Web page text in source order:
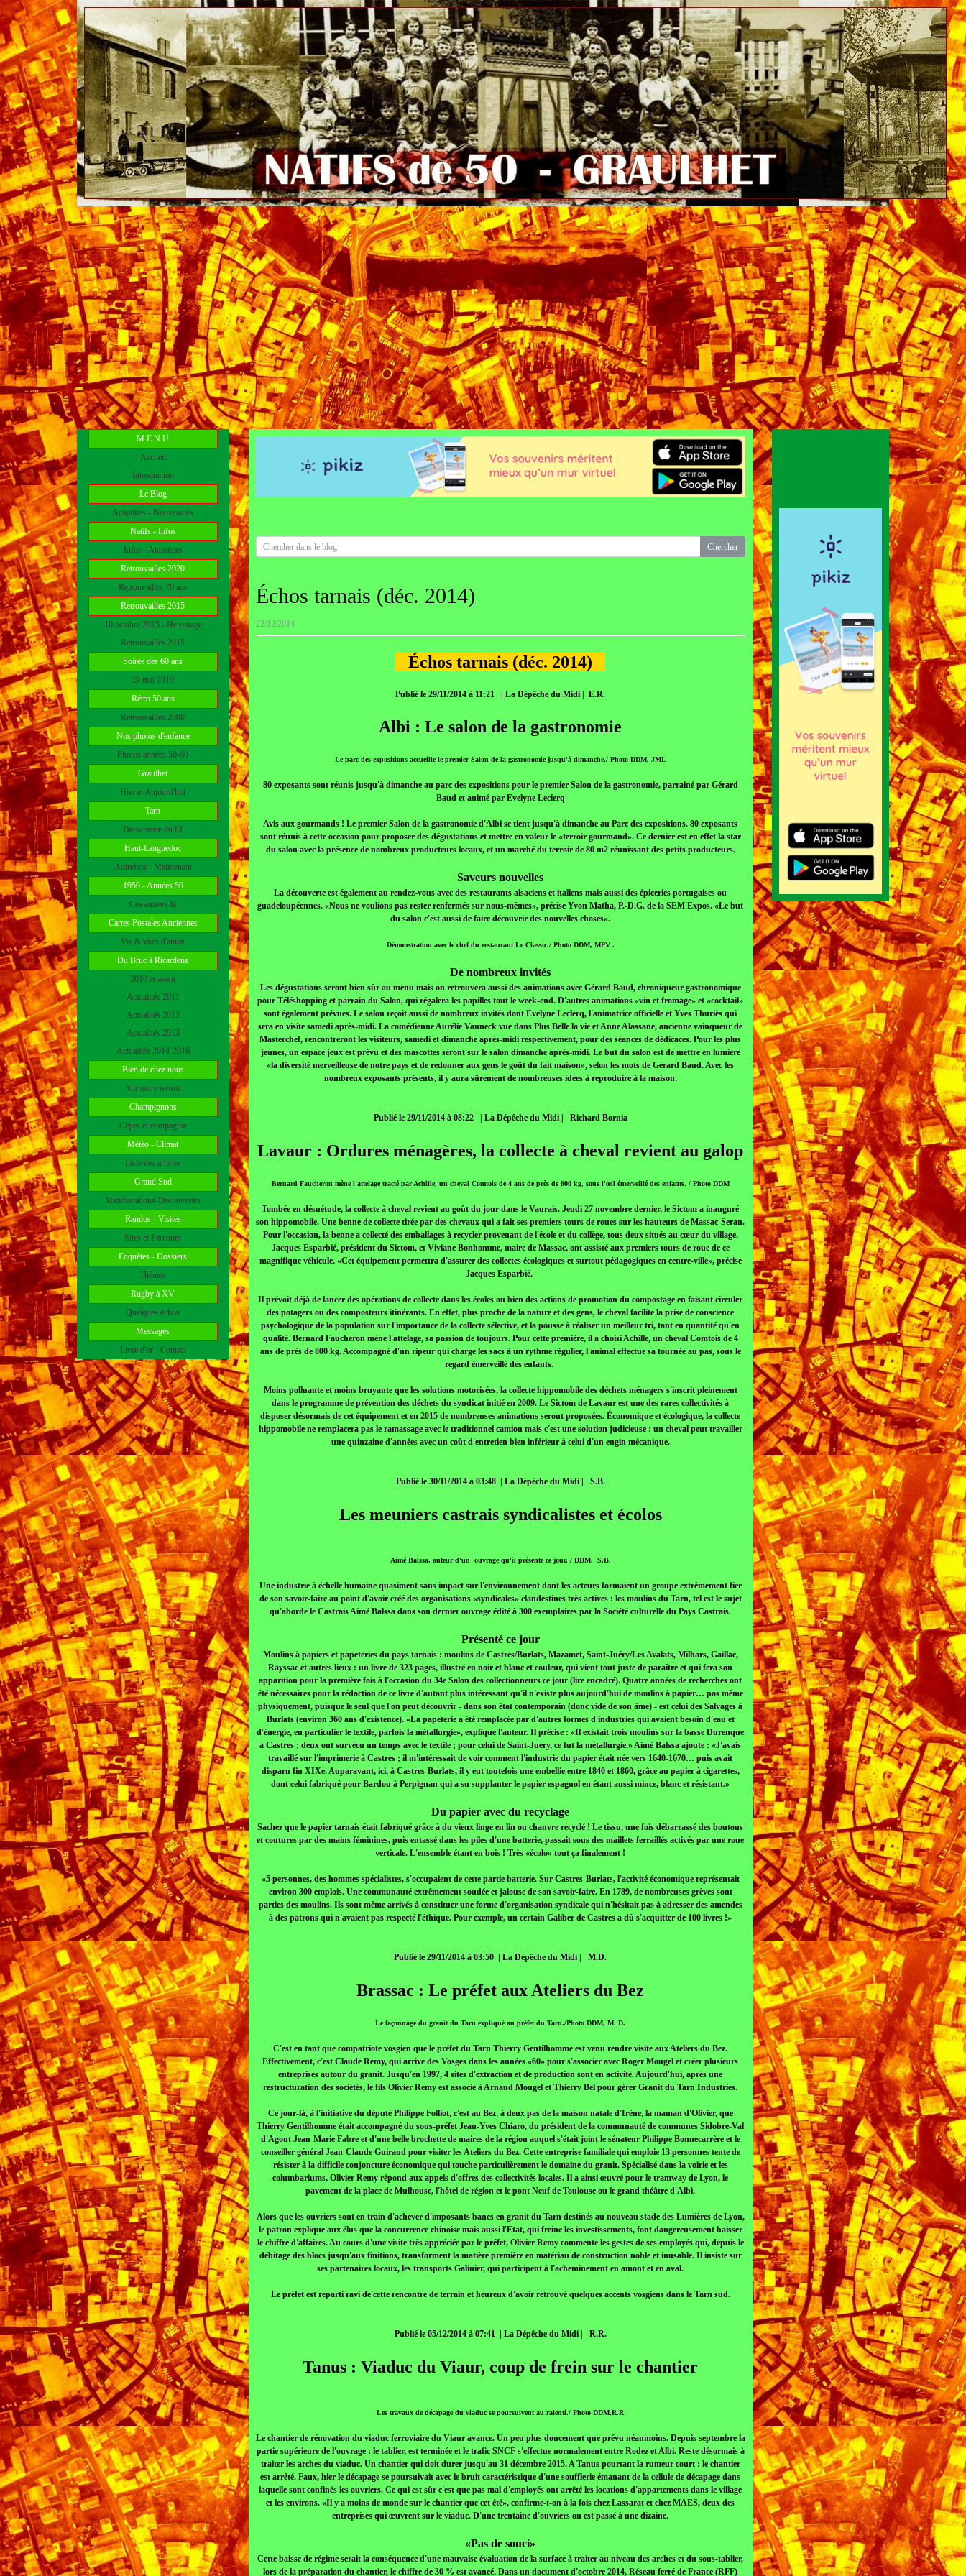
M E N U
Accueil
Introduction
Le Blog
Actualités - Nouveautés
Natifs - Infos
Infos - Annonces
Retrouvailles 2020
Retrouvailles 70 ans
Retrouvailles 2015
10 octobre 2015 - Hermitage
Retrouvailles 2015
Soirée des 60 ans
29 mai 2010
Rétro 50 ans
Retrouvailles 2000
Nos photos d'enfance
Photos années 50-60
Graulhet
Hier et Aujourd'hui
Tarn
Découverte du 81
Haut-Languedoc
Autrefois - Maintenant
1950 - Années 50
Ces années-là
Cartes Postales Anciennes
Vie & vues d'antan
Du Bruc à Ricardens
2010 et avant
Actualités 2011
Actualités 2012
Actualités 2013
Actualités 2014-2016
Bien de chez nous
Sur notre terroir
Champignons
Cèpes et compagnie
Météo - Climat
Liste des articles
Grand Sud
Manifestations-Découvertes
Randos - Visites
Sites et Parcours
Enquêtes - Dossiers
Thèmes
Rugby à XV
Quelques échos
Messages
Livre d'or - Contact
Échos tarnais (déc. 2014)
22/12/2014
Échos tarnais (déc. 2014)
Publié le 29/11/2014 à 11:21 | La Dépêche du Midi | E.R.
Albi : Le salon de la gastronomie
Le parc des expositions accueille le premier Salon de la gastronomie jusqu'à dimanche./ Photo DDM, JML
80 exposants sont réunis jusqu'à dimanche au parc des expositions pour le premier Salon de la gastronomie, parrainé par Gérard
Baud et animé par Evelyne Leclerq
Avis aux gourmands ! Le premier Salon de la gastronomie d'Albi se tient jusqu'à dimanche au Parc des expositions. 80 exposants
sont réunis à cette occasion pour proposer des dégustations et mettre en valeur le «terroir gourmand». Ce dernier est en effet la star
du salon avec la présence de nombreux producteurs locaux, et un marché du terroir de 80 m2 réunissant des petits producteurs.
Saveurs nouvelles
La découverte est également au rendez-vous avec des restaurants alsaciens et italiens mais aussi des épiceries portugaises ou
guadeloupéennes. «Nous ne voulions pas rester renfermés sur nous-mêmes», précise Yvon Matha, P.-D.G. de la SEM Expos. «Le but
du salon c'est aussi de faire découvrir des nouvelles choses».
Démonstration avec le chef du restaurant Le Classic./ Photo DDM, MPV .
De nombreux invités
Les dégustations seront bien sûr au menu mais on retrouvera aussi des animations avec Gérard Baud, chroniqueur gastronomique
pour Téléshopping et parrain du Salon, qui régalera les papilles tout le week-end. D'autres animations «vin et fromage» et «cocktail»
sont également prévues. Le salon reçoit aussi de nombreux invités dont Evelyne Leclerq, l'animatrice officielle et Yves Thuriès qui
sera en visite samedi après-midi. La comédienne Aurélie Vanneck vue dans Plus Belle la vie et Anne Alassane, ancienne vainqueur de
Masterchef, rencontreront les visiteurs, samedi et dimanche après-midi respectivement, pour des séances de dédicaces. Pour les plus
jeunes, un espace jeux est prévu et des mascottes seront sur le salon dimanche après-midi. Le but du salon est de mettre en lumière
«la diversité merveilleuse de notre pays et de redonner aux gens le goût du fait maison», selon les mots de Gérard Baud. Avec les
nombreux exposants présents, il y aura sûrement de nombreuses idées à reproduire à la maison.
Publié le 29/11/2014 à 08:22 | La Dépêche du Midi | Richard Bornia
Lavaur : Ordures ménagères, la collecte à cheval revient au galop
Bernard Faucheron mène l'attelage tracté par Achille, un cheval Comtois de 4 ans de près de 800 kg, sous l'œil émerveillé des enfants. / Photo DDM
Tombée en désuétude, la collecte à cheval revient au goût du jour dans le Vaurais. Jeudi 27 novembre dernier, le Sictom a inauguré
son hippomobile. Une benne de collecte tirée par des chevaux qui a fait ses premiers tours de roues sur les hauteurs de Massac-Seran.
Pour l'occasion, la benne a collecté des emballages à recycler provenant de l'école et du collège, tous deux situés au cœur du village.
Jacques Esparbié, président du Sictom, et Viviane Bonhomme, maire de Massac, ont assisté aux premiers tours de roue de ce
magnifique véhicule. «Cet équipement permettra d'assurer des collectes écologiques et surtout pédagogiques en centre-ville», précise
Jacques Esparbié.
Il prévoit déjà de lancer des opérations de collecte dans les écoles ou bien des actions de promotion du compostage en faisant circuler
des potagers ou des composteurs itinérants. En effet, plus proche de la nature et des gens, le cheval facilite la prise de conscience
psychologique de la population sur l'importance de la collecte sélective, et la pousse à réaliser un meilleur tri, tant en quantité qu'en
qualité. Bernard Faucheron mène l'attelage, sa passion de toujours. Pour cette première, il a choisi Achille, un cheval Comtois de 4
ans de près de 800 kg. Accompagné d'un ripeur qui charge les sacs à un rythme régulier, l'animal effectue sa tournée au pas, sous le
regard émerveillé des enfants.
Moins polluante et moins bruyante que les solutions motorisées, la collecte hippomobile des déchets ménagers s'inscrit pleinement
dans le programme de prévention des déchets du syndicat initié en 2009. Le Sictom de Lavaur est une des rares collectivités à
disposer désormais de cet équipement et en 2015 de nombreuses animations seront proposées. Économique et écologique, la collecte
hippomobile ne remplacera pas le ramassage avec le traditionnel camion mais c'est une solution judicieuse : un cheval peut travailler
une quinzaine d'années avec un coût d'entretien bien inférieur à celui d'un engin mécanique.
Publié le 30/11/2014 à 03:48 | La Dépêche du Midi | S.B.
Les meuniers castrais syndicalistes et écolos
Aimé Balssa, auteur d'un ouvrage qu'il présente ce jour. / DDM, S.B.
Une industrie à échelle humaine quasiment sans impact sur l'environnement dont les acteurs formaient un groupe extrêmement fier
de son savoir-faire au point d'avoir créé des organisations «syndicales» clandestines très actives : les moulins du Tarn, tel est le sujet
qu'aborde le Castrais Aimé Balssa dans son dernier ouvrage édité à 300 exemplaires par la Société culturelle du Pays Castrais.
Présenté ce jour
Moulins à papiers et papeteries du pays tarnais : moulins de Castres/Burlats, Mazamet, Saint-Juéry/Les Avalats, Milhars, Gaillac,
Rayssac et autres lieux : un livre de 323 pages, illustré en noir et blanc et couleur, qui vient tout juste de paraître et qui fera son
apparition pour la première fois à l'occasion du 34e Salon des collectionneurs ce jour (lire encadré). Quatre années de recherches ont
été nécessaires pour la rédaction de ce livre d'autant plus intéressant qu'il n'existe plus aujourd'hui de moulins à papier… pas même
physiquement, puisque le seul que l'on peut découvrir - dans son état contemporain (donc vidé de son âme) - est celui des Salvages à
Burlats (environ 360 ans d'existence). «La papeterie a été remplacée par d'autres formes d'industries qui avaient besoin d'eau et
d'énergie, en particulier le textile, parfois la métallurgie», explique l'auteur. Il précise : «Il existait trois moulins sur la basse Durenque
à Castres ; deux ont survécu un temps avec le textile ; pour celui de Saint-Juery, ce fut la métallurgie.» Aimé Balssa ajoute : «J'avais
travaillé sur l'imprimerie à Castres ; il m'intéressait de voir comment l'industrie du papier était née vers 1640-1670… puis avait
disparu fin XIXe. Auparavant, ici, à Castres-Burlats, il y eut toutefois une embellie entre 1840 et 1860, grâce au papier à cigarettes,
dont celui fabriqué pour Bardou à Perpignan qui a su supplanter le papier espagnol en étant aussi mince, blanc et résistant.»
Du papier avec du recyclage
Sachez que le papier tarnais était fabriqué grâce à du vieux linge en lin ou chanvre recyclé ! Le tissu, une fois débarrassé des boutons
et coutures par des mains féminines, puis entassé dans les piles d'une batterie, passait sous des maillets ferraillés activés par une roue
verticale. L'ensemble étant en bois ! Très «écolo» tout ça finalement !
«5 personnes, des hommes spécialistes, s'occupaient de cette partie batterie. Sur Castres-Burlats, l'activité économique représentait
environ 300 emplois. Une communauté extrêmement soudée et jalouse de son savoir-faire. En 1789, de nombreuses grèves sont
parties des moulins. Ils sont même arrivés à constituer une forme d'organisation syndicale qui n'hésitait pas à adresser des amendes
à des patrons qui n'avaient pas respecté l'éthique. Pour exemple, un certain Galiber de Castres a dû s'acquitter de 100 livres !»
Publié le 29/11/2014 à 03:50 | La Dépêche du Midi | M.D.
Brassac : Le préfet aux Ateliers du Bez
Le façonnage du granit du Tarn expliqué au préfet du Tarn./Photo DDM, M. D.
C'est en tant que compatriote vosgien que le préfet du Tarn Thierry Gentilhomme est venu rendre visite aux Ateliers du Bez.
Effectivement, c'est Claude Remy, qui arrive des Vosges dans les années «60» pour s'associer avec Roger Mougel et créer plusieurs
entreprises autour du granit. Jusqu'en 1997, 4 sites d'extraction et de production sont en activité. Aujourd'hui, après une
restructuration des sociétés, le fils Olivier Remy est associé à Arnaud Mougel et Thierry Bel pour gérer Granit du Tarn Industries.
Ce jour-là, à l'initiative du député Philippe Folliot, c'est au Bez, à deux pas de la maison natale d'Irène, la maman d'Olivier, que
Thierry Gentilhomme était accompagné du sous-préfet Jean-Yves Chiaro, du président de la communauté de communes Sidobre-Val
d'Agout Jean-Marie Fabre et d'une belle brochette de maires de la région auquel s'était joint le sénateur Philippe Bonnecarrère et le
conseiller général Jean-Claude Guiraud pour visiter les Ateliers du Bez. Cette entreprise familiale qui emploie 13 personnes tente de
résister à la difficile conjoncture économique qui touche particulièrement le domaine du granit. Spécialisé dans la voirie et les
columbariums, Olivier Remy répond aux appels d'offres des collectivités locales. Il a ainsi œuvré pour le tramway de Lyon, le
pavement de la place de Mulhouse, l'hôtel de région et le pont Neuf de Toulouse ou le grand théâtre d'Albi.
Alors que les ouvriers sont en train d'achever d'imposants bancs en granit du Tarn destinés au nouveau stade des Lumières de Lyon,
le patron explique aux élus que la concurrence chinoise mais aussi l'Etat, qui freine les investissements, font dangereusement baisser
le chiffre d'affaires. Au cours d'une visite très appréciée par le préfet, Olivier Remy commente les gestes de ses employés qui, depuis le
débitage des blocs jusqu'aux finitions, transforment la matière première en matériau de construction noble et inusable. Il insiste sur
ses partenaires locaux, les transports Galinier, qui participent à l'acheminement en amont et en aval.
Le préfet est reparti ravi de cette rencontre de terrain et heureux d'avoir retrouvé quelques accents vosgiens dans le Tarn sud.
Publié le 05/12/2014 à 07:41 | La Dépêche du Midi | R.R.
Tanus : Viaduc du Viaur, coup de frein sur le chantier
Les travaux de décapage du viaduc se poursuivent au ralenti./ Photo DDM,R.R
Le chantier de rénovation du viaduc ferroviaire du Viaur avance. Un peu plus doucement que prévu néanmoins. Depuis septembre la
partie supérieure de l'ouvrage : le tablier, est terminée et le trafic SNCF s'effectue normalement entre Rodez et Albi. Reste désormais à
traiter les arches du viaduc. Un chantier qui doit durer jusqu'au 31 décembre 2015. A Tanus pourtant la rumeur court : le chantier
est arrêté. Faux, hier le décapage se poursuivait avec le bruit caractéristique d'une soufflerie émanant de la cellule de décapage dans
laquelle sont confinés les ouvriers. Ce qui est sûr c'est que pas mal d'employés ont arrêté les locations d'appartements dans le village
et les environs. «Il y a moins de monde sur le chantier que cet été», confirme-t-on à la fois chez Lassarat et chez MAES, deux des
entreprises qui œuvrent sur le viaduc. D'une trentaine d'ouvriers on est passé à une dizaine.
«Pas de souci»
Cette baisse de régime serait la conséquence d'une mauvaise évaluation de la surface à traiter au niveau des arches et du sous-tablier,
lors de la préparation du chantier, le chiffre de 30 % est avancé. Dans un document d'octobre 2014, Réseau ferré de France (RFF)